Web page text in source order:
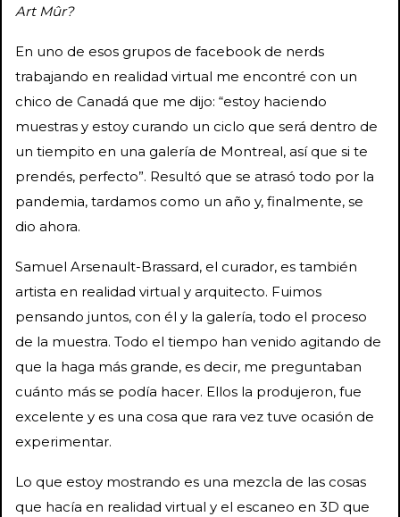
Art Mûr?
En uno de esos grupos de facebook de nerds
trabajando en realidad virtual me encontré con un
chico de Canadá que me dijo: “estoy haciendo
muestras y estoy curando un ciclo que será dentro de
un tiempito en una galería de Montreal, así que si te
prendés, perfecto”. Resultó que se atrasó todo por la
pandemia, tardamos como un año y, finalmente, se
dio ahora.
Samuel Arsenault-Brassard, el curador, es también
artista en realidad virtual y arquitecto. Fuimos
pensando juntos, con él y la galería, todo el proceso
de la muestra. Todo el tiempo han venido agitando de
que la haga más grande, es decir, me preguntaban
cuánto más se podía hacer. Ellos la produjeron, fue
excelente y es una cosa que rara vez tuve ocasión de
experimentar.
Lo que estoy mostrando es una mezcla de las cosas
que hacía en realidad virtual y el escaneo en 3D que